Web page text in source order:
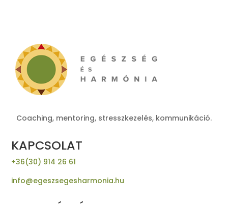
Coaching, mentoring, stresszkezelés, kommunikáció.
KAPCSOLAT
+36(30) 914 26 61
info@egeszsegesharmonia.hu